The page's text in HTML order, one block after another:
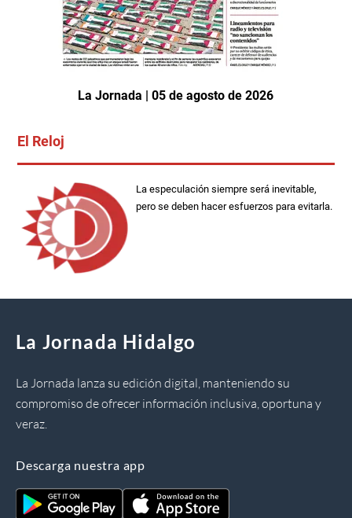
La Jornada | 05 de agosto de 2026
El Reloj
La especulación siempre será inevitable,
pero se deben hacer esfuerzos para evitarla.
La Jornada Hidalgo
La Jornada lanza su edición digital, manteniendo su
compromiso de ofrecer información inclusiva, oportuna y
veraz.
Descarga nuestra app